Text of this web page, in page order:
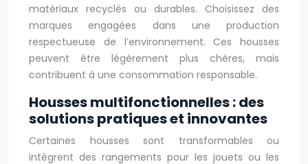
matériaux recyclés ou durables. Choisissez des
marques engagées dans une production
respectueuse de l’environnement. Ces housses
peuvent être légèrement plus chères, mais
contribuent à une consommation responsable.
Housses multifonctionnelles : des
solutions pratiques et innovantes
Certaines housses sont transformables ou
intègrent des rangements pour les jouets ou les